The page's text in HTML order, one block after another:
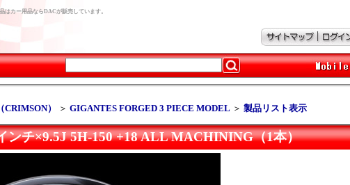
カー用品ならDACが販売しています。
） ＞ GIGANTES FORGED 3 PIECE MODEL ＞ 製品リスト表示
チ×9.5J 5H-150 +18 ALL MACHINING（1本）